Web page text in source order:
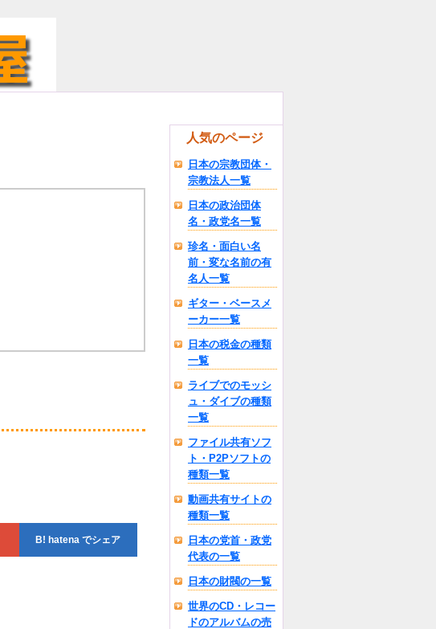
人気のページ
日本の宗教団体・
宗教法人一覧
日本の政治団体
名・政党名一覧
珍名・面白い名
前・変な名前の有
名人一覧
ギター・ベースメ
ーカー一覧
日本の税金の種類
一覧
ライブでのモッシ
ュ・ダイブの種類
一覧
ファイル共有ソフ
ト・P2Pソフトの
種類一覧
動画共有サイトの
種類一覧
日本の党首・政党
代表の一覧
日本の財閥の一覧
世界のCD・レコー
ドのアルバムの売
hatena でシェア